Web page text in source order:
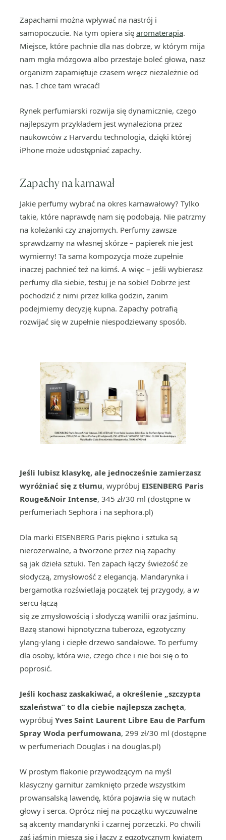
Zapachami można wpływać na nastrój i
samopoczucie. Na tym opiera się aromaterapia.
Miejsce, które pachnie dla nas dobrze, w którym mija
nam mgła mózgowa albo przestaje boleć głowa, nasz
organizm zapamiętuje czasem wręcz niezależnie od
nas. I chce tam wracać!
Rynek perfumiarski rozwija się dynamicznie, czego
najlepszym przykładem jest wynaleziona przez
naukowców z Harvardu technologia, dzięki której
iPhone może udostępniać zapachy.
Zapachy na karnawał
Jakie perfumy wybrać na okres karnawałowy? Tylko
takie, które naprawdę nam się podobają. Nie patrzmy
na koleżanki czy znajomych. Perfumy zawsze
sprawdzamy na własnej skórze – papierek nie jest
wymierny! Ta sama kompozycja może zupełnie
inaczej pachnieć też na kimś. A więc – jeśli wybierasz
perfumy dla siebie, testuj je na sobie! Dobrze jest
pochodzić z nimi przez kilka godzin, zanim
podejmiemy decyzję kupna. Zapachy potrafią
rozwijać się w zupełnie niespodziewany sposób.
Jeśli lubisz klasykę, ale jednocześnie zamierzasz
wyróżniać się z tłumu, wypróbuj EISENBERG Paris
Rouge&Noir Intense, 345 zł/30 ml (dostępne w
perfumeriach Sephora i na sephora.pl)
Dla marki EISENBERG Paris piękno i sztuka są
nierozerwalne, a tworzone przez nią zapachy
są jak dzieła sztuki. Ten zapach łączy świeżość ze
słodyczą, zmysłowość z elegancją. Mandarynka i
bergamotka rozświetlają początek tej przygody, a w
sercu łączą
się ze zmysłowością i słodyczą wanilii oraz jaśminu.
Bazę stanowi hipnotyczna tuberoza, egzotyczny
ylang-ylang i ciepłe drzewo sandałowe. To perfumy
dla osoby, która wie, czego chce i nie boi się o to
poprosić.
Jeśli kochasz zaskakiwać, a określenie „szczypta
szaleństwa” to dla ciebie najlepsza zachęta,
wypróbuj Yves Saint Laurent Libre Eau de Parfum
Spray Woda perfumowana, 299 zł/30 ml (dostępne
w perfumeriach Douglas i na douglas.pl)
W prostym flakonie przywodzącym na myśl
klasyczny garnitur zamknięto przede wszystkim
prowansalską lawendę, która pojawia się w nutach
głowy i serca. Oprócz niej na początku wyczuwalne
są akcenty mandarynki i czarnej porzeczki. Po chwili
zaś jaśmin miesza się i łączy z egzotycznym kwiatem